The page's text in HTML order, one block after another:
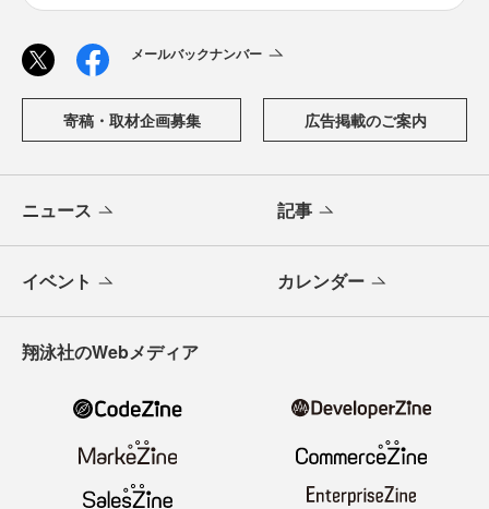
メールバックナンバー
寄稿・取材企画募集 広告掲載のご案内
ニュース 記事
イベント カレンダー
翔泳社のWebメディア